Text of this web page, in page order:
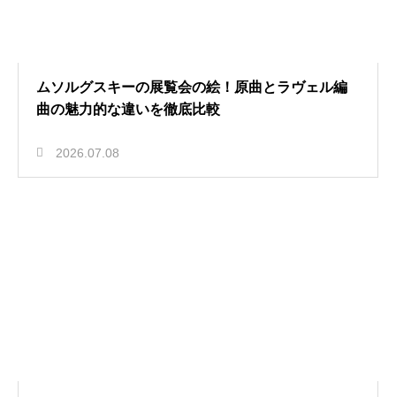
ムソルグスキーの展覧会の絵！原曲とラヴェル編
曲の魅力的な違いを徹底比較
2026.07.08